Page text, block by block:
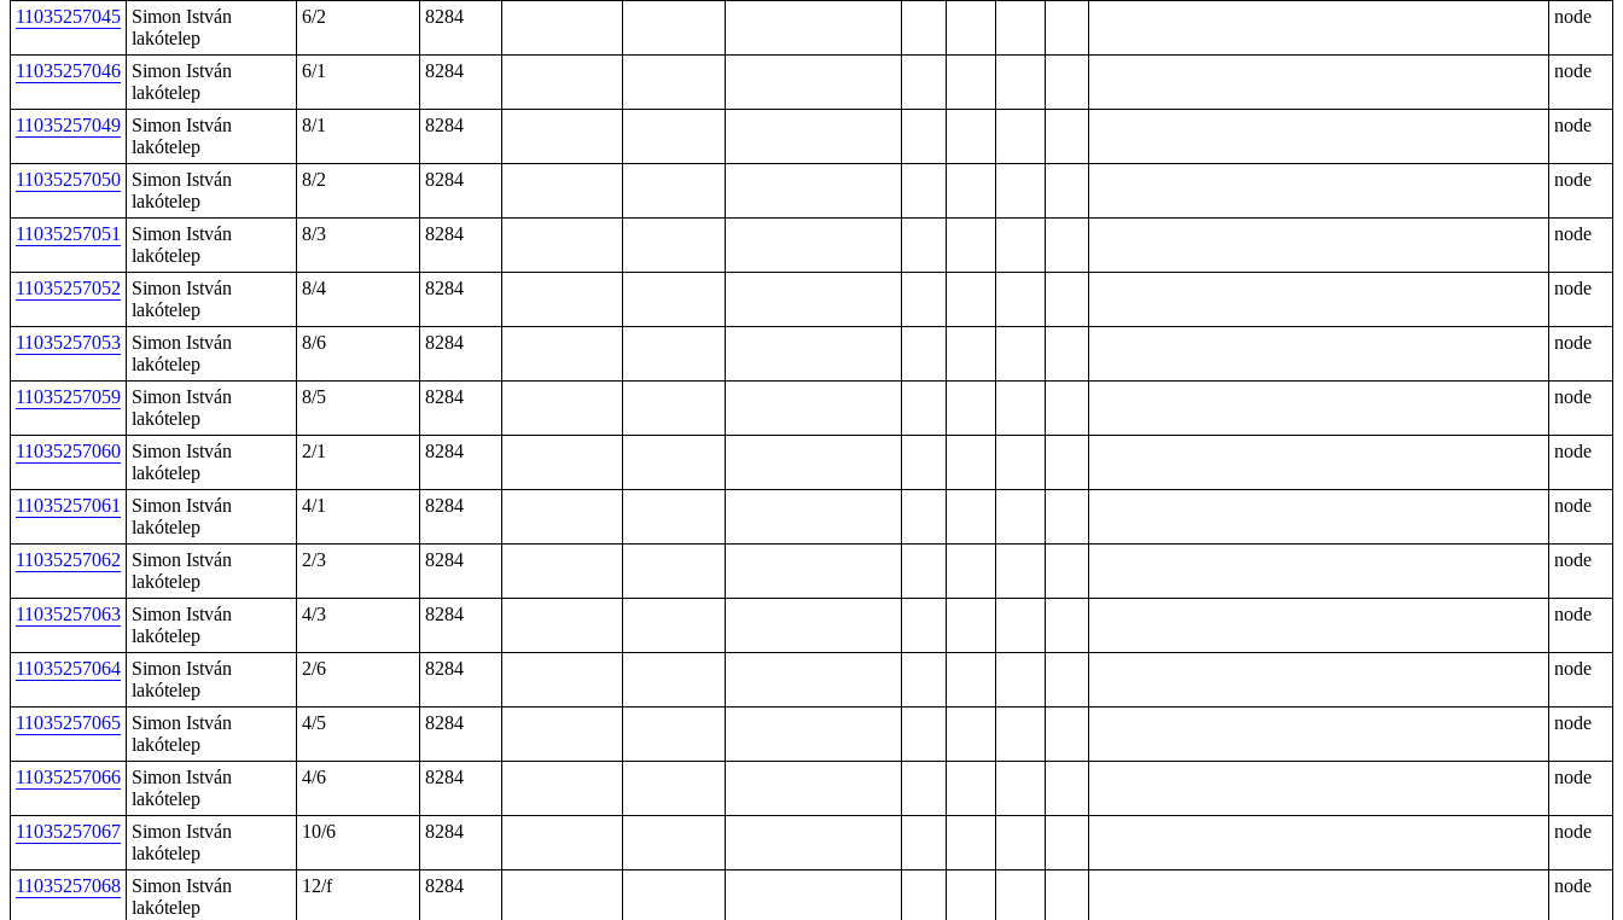
11035257045 Simon István
lakótelep
6/2 8284 node
11035257046 Simon István
lakótelep
6/1 8284 node
11035257049 Simon István
lakótelep
8/1 8284 node
11035257050 Simon István
lakótelep
8/2 8284 node
11035257051
Simon István
lakótelep
8/3 8284 node
11035257052
Simon István
lakótelep
8/4 8284 node
11035257053 Simon István
lakótelep
8/6 8284 node
11035257059 Simon István
lakótelep
8/5 8284 node
11035257060 Simon István
lakótelep
2/1 8284 node
11035257061
Simon István
lakótelep
4/1 8284 node
11035257062
Simon István
lakótelep
2/3 8284 node
11035257063 Simon István
lakótelep
4/3 8284 node
11035257064 Simon István
lakótelep
2/6 8284 node
11035257065 Simon István
lakótelep
4/5 8284 node
11035257066 Simon István
lakótelep
4/6 8284 node
11035257067 Simon István
lakótelep
10/6 8284 node
11035257068 Simon István
lakótelep
12/f 8284 node